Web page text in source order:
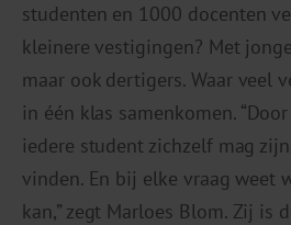
studenten en 1000 docenten
kleinere vestigingen? Met
maar ook dertigers. Waar veel
in één klas samenkomen.
iedere student zichzelf mag
vinden. En bij elke vraag weet
kan,” zegt Marloes Blom. Zij is